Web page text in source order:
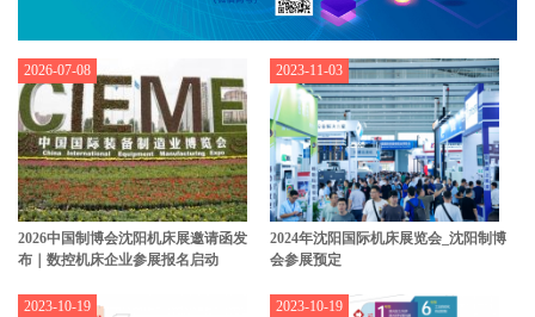
2026中国制博会沈阳机床展邀请函发
布｜数控机床企业参展报名启动
2026-07-08
2024年沈阳国际机床展览会_沈阳制博
会参展预定
2023-11-03
2023-10-19 2023-10-19